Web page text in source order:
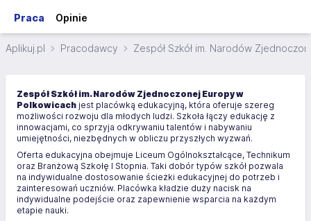
Praca Opinie
Aplikuj.pl Pracodawcy Zespół Szkół im. Narodów
Zespół Szkół im. Narodów Zjednoczonej Europy w
Polkowicach jest placówką edukacyjną, która oferuje szereg
możliwości rozwoju dla młodych ludzi. Szkoła łączy edukację z
innowacjami, co sprzyja odkrywaniu talentów i nabywaniu
umiejętności, niezbędnych w obliczu przyszłych wyzwań.
Oferta edukacyjna obejmuje Liceum Ogólnokształcące, Technikum
oraz Branżową Szkołę I Stopnia. Taki dobór typów szkół pozwala
na indywidualne dostosowanie ścieżki edukacyjnej do potrzeb i
zainteresowań uczniów. Placówka kładzie duży nacisk na
indywidualne podejście oraz zapewnienie wsparcia na każdym
etapie nauki.